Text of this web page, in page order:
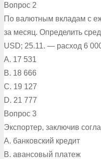
Вопрос 2
По валютным вкладам с
за месяц. Определить
USD; 25.11. — расход 6
A. 17 531
B. 18 666
C. 19 127
D. 21 777
Вопрос 3
Экспортер, заключив
A. банковский кредит
B. авансовый платеж